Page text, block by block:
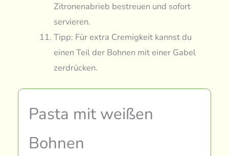
Zitronenabrieb bestreuen und sofort
servieren.
Tipp: Für extra Cremigkeit kannst du
einen Teil der Bohnen mit einer Gabel
zerdrücken.
Pasta mit weißen
Bohnen